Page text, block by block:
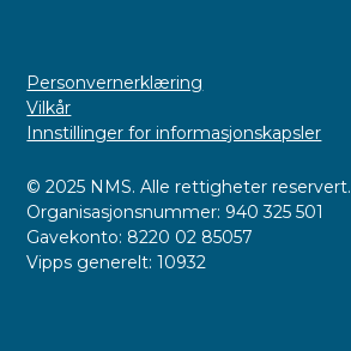
© 2025 NMS. Alle rettigheter reservert.
Organisasjonsnummer: 940 325 501
Gavekonto: 8220 02 85057
Vipps generelt: 10932
Personvernerklæring
Vilkår
Innstillinger for informasjonskapsler